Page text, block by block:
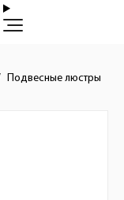
Подвесные люстры